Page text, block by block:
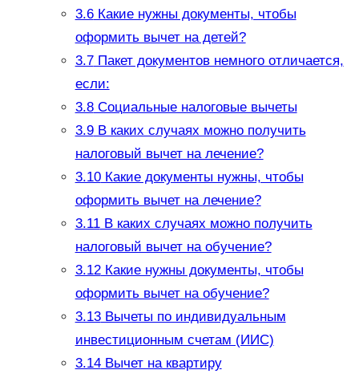
3.6Какие нужны документы, чтобы
оформить вычет на детей?
3.7Пакет документов немного отличается,
если:
3.8Социальные налоговые вычеты
3.9В каких случаях можно получить
налоговый вычет на лечение?
3.10Какие документы нужны, чтобы
оформить вычет на лечение?
3.11В каких случаях можно получить
налоговый вычет на обучение?
3.12Какие нужны документы, чтобы
оформить вычет на обучение?
3.13Вычеты по индивидуальным
инвестиционным счетам (ИИС)
3.14Вычет на квартиру